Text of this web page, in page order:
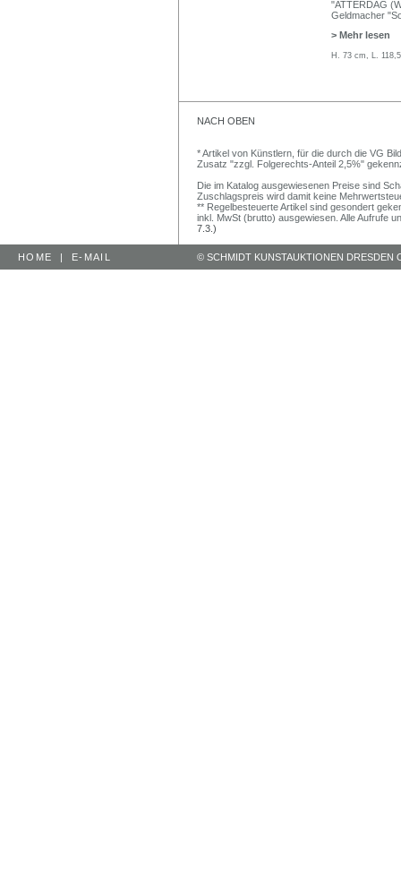
"ATTERDAG
Geldmacher
> Mehr lesen
H. 73 cm, L.
NACH OBEN
* Artikel von Künstlern, für die durch die VG
Zusatz "zzgl. Folgerechts-Anteil 2,5%"
Die im Katalog ausgewiesenen Preise sind
Zuschlagspreis wird damit keine
** Regelbesteuerte Artikel sind gesondert
inkl. MwSt (brutto) ausgewiesen. Alle Aufrufe
7.3.)
HOME | E-MAIL © SCHMIDT KUNSTAUKTIONEN DRESDEN